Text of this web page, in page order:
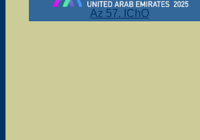
Az 57. IChO